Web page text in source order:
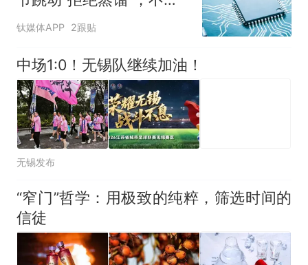
别人输出换榜单排名；三
图，展示zHBM和400层
以上V10 NAND技术
钛媒体APP 2跟贴
中场1:0！无锡队继续加油！
无锡发布
“窄门”哲学：用极致的纯粹，筛选时间的
信徒